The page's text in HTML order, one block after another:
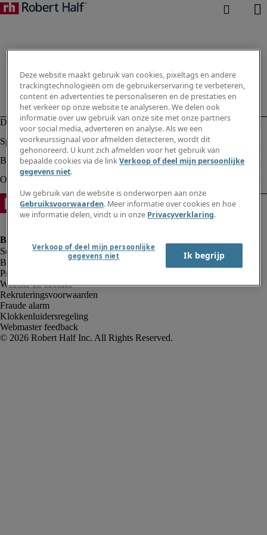
Bedrijfsinformatie
Privacyverklaring
Website en cookies
Rekruteringsvoorwaarden
Fraude alarm
Klokkenluidersregeling
Webmaster feedback
Deze website maakt gebruik van cookies, pixeltags en andere
trackingtechnologieën om de gebruikerservaring te verbeteren,
content en advertenties te personaliseren en de prestaties en
het verkeer op onze website te analyseren. We delen ook
informatie over uw gebruik van onze site met onze partners
voor social media, adverteren en analyse. Als we een
voorkeurssignaal voor afmelden detecteren, wordt dit
gehonoreerd. U kunt zich afmelden voor het gebruik van
bepaalde cookies via de linkVerkoop of deel mijn persoonlijke
gegevens niet.
Uw gebruik van de website is onderworpen aan onze
Gebruiksvoorwaarden. Meer informatie over cookies en hoe
we informatie delen, vindt u in onze Privacyverklaring.
Verkoop of deel mijn persoonlijke
gegevens niet
Ik begrijp